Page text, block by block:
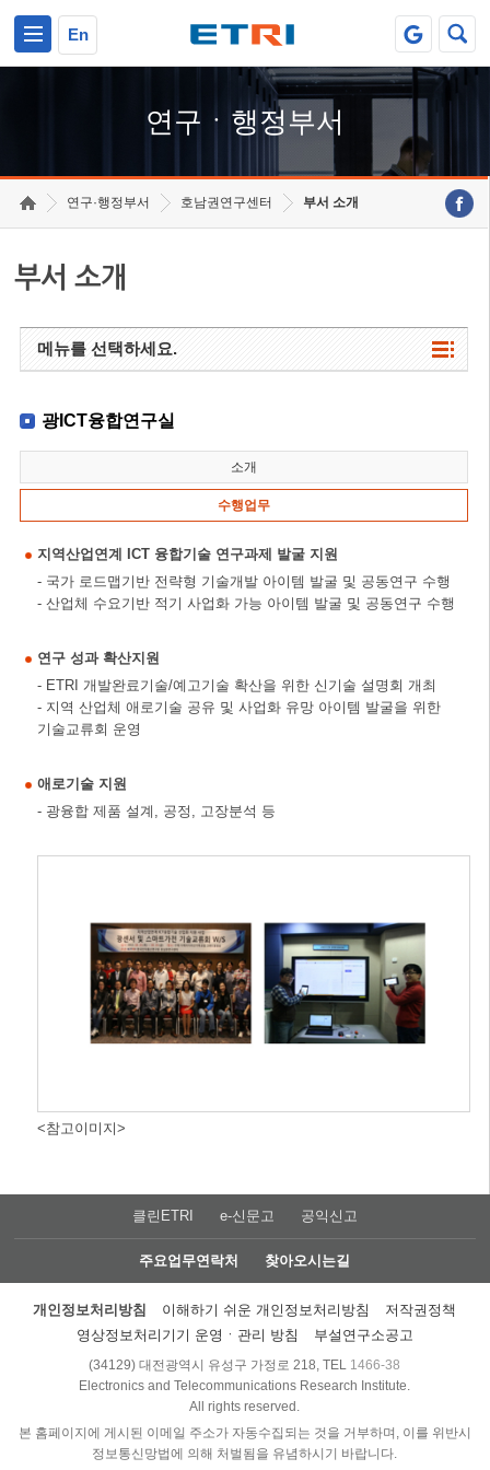
En
연구ㆍ행정부서
연구·행정부서 호남권연구센터 부서 소개
부서 소개
메뉴를 선택하세요.
광ICT융합연구실
소개
수행업무
지역산업연계 ICT 융합기술 연구과제 발굴 지원
- 국가 로드맵기반 전략형 기술개발 아이템 발굴 및 공동연구 수행
- 산업체 수요기반 적기 사업화 가능 아이템 발굴 및 공동연구 수행
연구 성과 확산지원
- ETRI 개발완료기술/예고기술 확산을 위한 신기술 설명회 개최
- 지역 산업체 애로기술 공유 및 사업화 유망 아이템 발굴을 위한
기술교류회 운영
애로기술 지원
- 광융합 제품 설계, 공정, 고장분석 등
<참고이미지>
클린ETRI e-신문고 공익신고
주요업무연락처 찾아오시는길
개인정보처리방침 이해하기 쉬운 개인정보처리방침
저작권정책
영상정보처리기기 운영ㆍ관리 방침
부설연구소공고
(34129) 대전광역시 유성구 가정로 218, TEL 1466-38
Electronics and Telecommunications Research Institute.
All rights reserved.
본 홈페이지에 게시된 이메일 주소가 자동수집되는 것을 거부하며, 이를 위반시
정보통신망법에 의해 처벌됨을 유념하시기 바랍니다.